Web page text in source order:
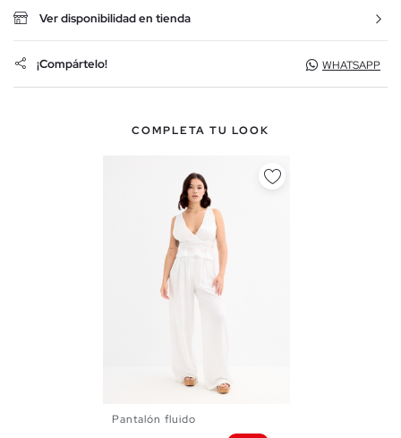
Ver disponibilidad en tienda
¡Compártelo! WHATSAPP
COMPLETA TU LOOK
Pantalón fluido